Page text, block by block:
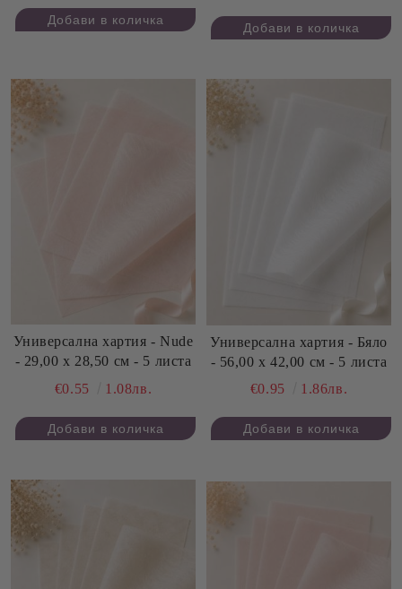
Универсална хартия - Nude
- 29,00 х 28,50 см - 5 листа
€0.55
1.08лв.
Универсална хартия - Бяло
- 56,00 х 42,00 см - 5 листа
€0.95
1.86лв.